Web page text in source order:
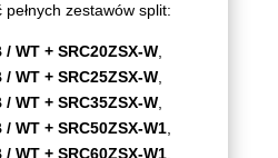
zestawów split:
WT + SRC20ZSX‑W,
WT + SRC25ZSX‑W,
WT + SRC35ZSX‑W,
/ WT + SRC50ZSX‑W1,
/ WT + SRC60ZSX‑W1.